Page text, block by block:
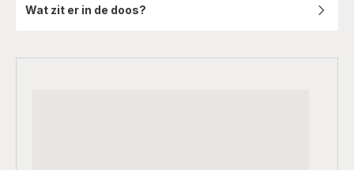
Wat zit er in de doos?